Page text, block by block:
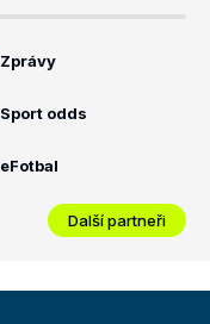
Zprávy
Sport odds
eFotbal
Další partneři